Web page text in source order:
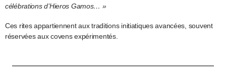
célébrations d’Hieros Gamos… »
Ces rites appartiennent aux traditions initiatiques avancées, souvent
réservées aux covens expérimentés.